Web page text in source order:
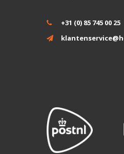
+31 (0) 85 745 00 25